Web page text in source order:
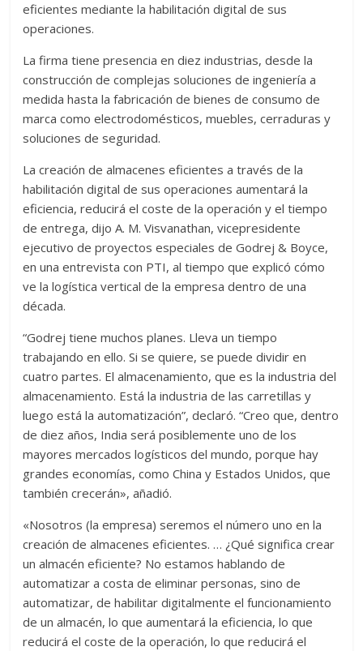
eficientes mediante la habilitación digital de sus
operaciones.
La firma tiene presencia en diez industrias, desde la
construcción de complejas soluciones de ingeniería a
medida hasta la fabricación de bienes de consumo de
marca como electrodomésticos, muebles, cerraduras y
soluciones de seguridad.
La creación de almacenes eficientes a través de la
habilitación digital de sus operaciones aumentará la
eficiencia, reducirá el coste de la operación y el tiempo
de entrega, dijo A. M. Visvanathan, vicepresidente
ejecutivo de proyectos especiales de Godrej & Boyce,
en una entrevista con PTI, al tiempo que explicó cómo
ve la logística vertical de la empresa dentro de una
década.
“Godrej tiene muchos planes. Lleva un tiempo
trabajando en ello. Si se quiere, se puede dividir en
cuatro partes. El almacenamiento, que es la industria del
almacenamiento. Está la industria de las carretillas y
luego está la automatización”, declaró. “Creo que, dentro
de diez años, India será posiblemente uno de los
mayores mercados logísticos del mundo, porque hay
grandes economías, como China y Estados Unidos, que
también crecerán», añadió.
«Nosotros (la empresa) seremos el número uno en la
creación de almacenes eficientes. … ¿Qué significa crear
un almacén eficiente? No estamos hablando de
automatizar a costa de eliminar personas, sino de
automatizar, de habilitar digitalmente el funcionamiento
de un almacén, lo que aumentará la eficiencia, lo que
reducirá el coste de la operación, lo que reducirá el